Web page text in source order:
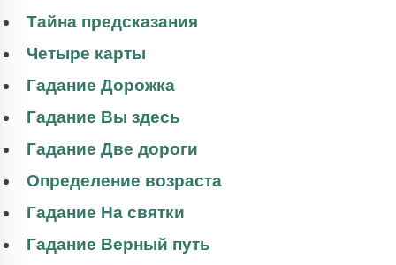
Тайна предсказания
Четыре карты
Гадание Дорожка
Гадание Вы здесь
Гадание Две дороги
Определение возраста
Гадание На святки
Гадание Верный путь